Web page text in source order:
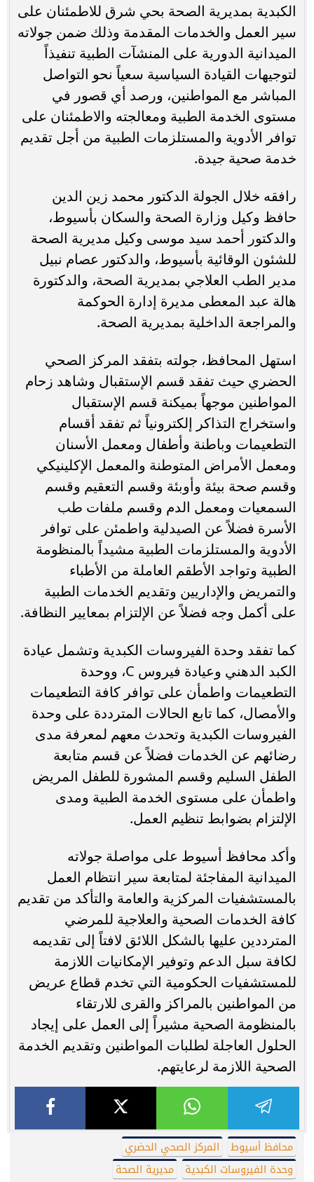
الكبدية بمديرية الصحة بحي شرق للاطمئنان على
سير العمل والخدمات المقدمة وذلك ضمن جولاته
الميدانية الدورية على المنشآت الطبية تنفيذاً
لتوجيهات القيادة السياسية سعياً نحو التواصل
المباشر مع المواطنين، ورصد أي قصور في
مستوى الخدمة الطبية ومعالجته والاطمئنان على
توافر الأدوية والمستلزمات الطبية من أجل تقديم
خدمة صحية جيدة.
رافقه خلال الجولة الدكتور محمد زين الدين
حافظ وكيل وزارة الصحة والسكان بأسيوط،
والدكتور أحمد سيد موسى وكيل مديرية الصحة
للشئون الوقائية بأسيوط، والدكتور عصام نبيل
مدير الطب العلاجي بمديرية الصحة، والدكتورة
هالة عبد المعطى مديرة إدارة الحوكمة
والمراجعة الداخلية بمديرية الصحة.
استهل المحافظ، جولته بتفقد المركز الصحي
الحضري حيث تفقد قسم الإستقبال وشاهد زحام
المواطنين موجهاً بميكنة قسم الإستقبال
واستخراج التذاكر إلكترونياً ثم تفقد أقسام
التطعيمات وباطنة وأطفال ومعمل الأسنان
ومعمل الأمراض المتوطنة والمعمل الإكلينيكي
وقسم صحة بيئة وأوبئة وقسم التعقيم وقسم
السمعيات ومعمل الدم وقسم ملفات طب
الأسرة فضلاً عن الصيدلية واطمئن على توافر
الأدوية والمستلزمات الطبية مشيداً بالمنظومة
الطبية وتواجد الأطقم العاملة من الأطباء
والتمريض والإداريين وتقديم الخدمات الطبية
على أكمل وجه فضلاً عن الإلتزام بمعايير النظافة.
كما تفقد وحدة الفيروسات الكبدية وتشمل عيادة
الكبد الدهني وعيادة فيروس C، ووحدة
التطعيمات واطمأن على توافر كافة التطعيمات
والأمصال، كما تابع الحالات المترددة على وحدة
الفيروسات الكبدية وتحدث معهم لمعرفة مدى
رضائهم عن الخدمات فضلاً عن قسم متابعة
الطفل السليم وقسم المشورة للطفل المريض
واطمأن على مستوى الخدمة الطبية ومدى
الإلتزام بضوابط تنظيم العمل.
وأكد محافظ أسيوط على مواصلة جولاته
الميدانية المفاجئة لمتابعة سير انتظام العمل
بالمستشفيات المركزية والعامة والتأكد من تقديم
كافة الخدمات الصحية والعلاجية للمرضي
المترددين عليها بالشكل اللائق لافتاً إلى تقديمه
لكافة سبل الدعم وتوفير الإمكانيات اللازمة
للمستشفيات الحكومية التي تخدم قطاع عريض
من المواطنين بالمراكز والقرى للارتقاء
بالمنظومة الصحية مشيراً إلى العمل على إيجاد
الحلول العاجلة لطلبات المواطنين وتقديم الخدمة
الصحية اللازمة لرعايتهم.
محافظ أسيوط
المركز الصحي الحضري
وحدة الفيروسات الكبدية
مديرية الصحة